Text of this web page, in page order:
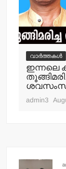
വാർത്തകൾ
ഇന്നലെ
admin3